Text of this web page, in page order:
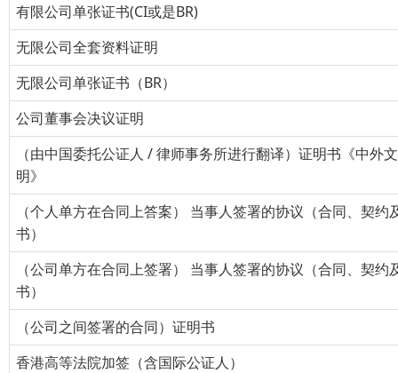
有限公司单张证书(CI或是BR)
无限公司全套资料证明
无限公司单张证书（BR）
公司董事会决议证明
（由中国委托公证人 / 律师事务所进行翻译）证明书《中外
明》
（个人单方在合同上答案） 当事人签署的协议（合同、契约
书）
（公司单方在合同上签署） 当事人签署的协议（合同、契约
书）
（公司之间签署的合同）证明书
香港高等法院加签（含国际公证人）